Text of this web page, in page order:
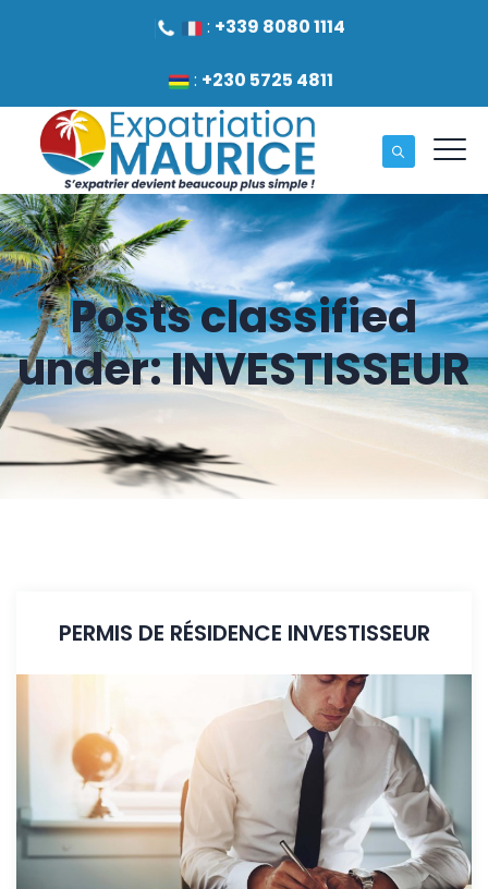
: +339 8080 1114
: +230 5725 4811
Posts classified
under:INVESTISSEUR
PERMIS DE RÉSIDENCE INVESTISSEUR